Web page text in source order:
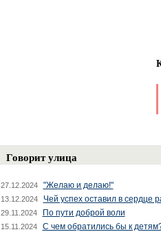
Говорит улица
27.12.2024 "Желаю и делаю!"
13.12.2024 Чей успех оставил в сердце
29.11.2024 По пути доброй воли
15.11.2024 С чем обратились бы к